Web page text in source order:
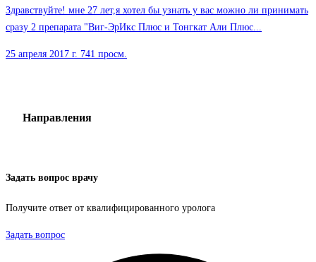
Здравствуйте! мне 27 лет,я хотел бы узнать у вас можно ли принимать
сразу 2 препарата "Виг-ЭрИкс Плюс и Тонгкат Али Плюс...
25 апреля 2017 г. 741 просм.
Направления
Задать вопрос врачу
Получите ответ от квалифицированного уролога
Задать вопрос